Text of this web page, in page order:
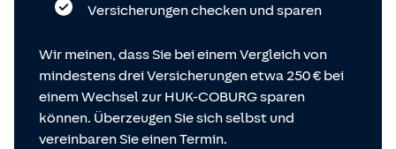
Versicherungen checken und sparen
Wir meinen, dass Sie bei einem Vergleich von
mindestens drei Versicherungen etwa 250 € bei
einem Wechsel zur HUK-COBURG sparen
können. Überzeugen Sie sich selbst und
vereinbaren Sie einen Termin.